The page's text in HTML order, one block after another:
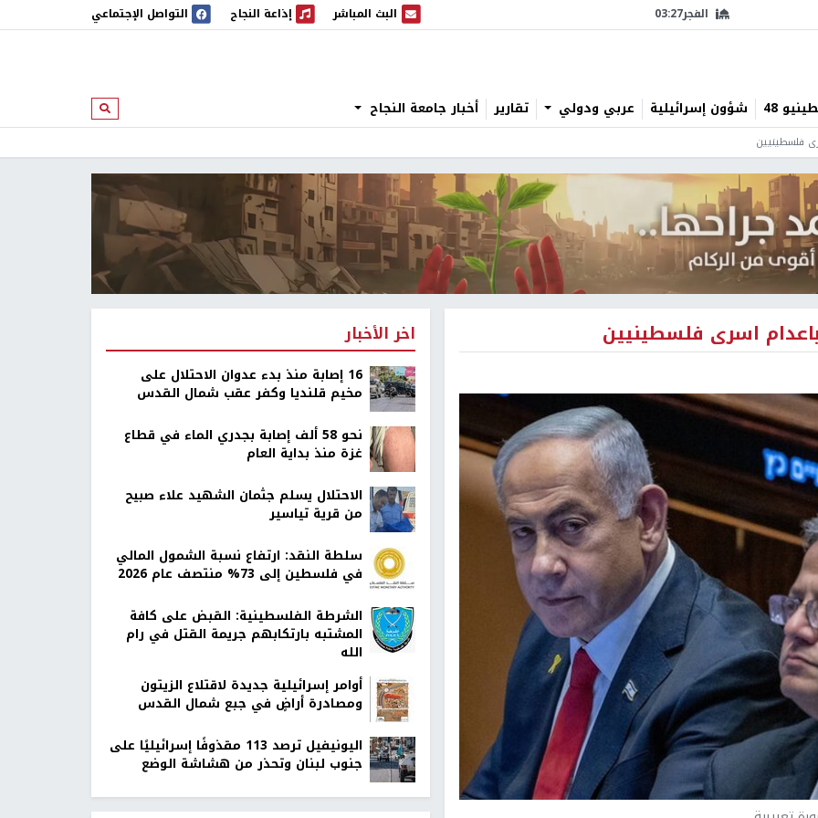
الفجر03:27 البث المباشر
البث المباشر إذاعة النجاح
إذاعة النجاح التواصل الإجتماعي
48 شؤون إسرائيلية عربي ودولي تقارير أخبار جامعة النجاح ابحث
فلسطينيين
اسرى فلسطينيين اخر الأخبار
16 إصابة منذ بدء عدوان الاحتلال على
مخيم قلنديا وكفر عقب شمال القدس
نحو 58 ألف إصابة بجدري الماء في قطاع
غزة منذ بداية العام
الاحتلال يسلم جثمان الشهيد علاء صبيح
من قرية تياسير
سلطة النقد: ارتفاع نسبة الشمول المالي
في فلسطين إلى 73% منتصف عام 2026
الشرطة الفلسطينية: القبض على كافة
المشتبه بارتكابهم جريمة القتل في رام
الله
أوامر إسرائيلية جديدة لاقتلاع الزيتون
ومصادرة أراضٍ في جبع شمال القدس
اليونيفيل ترصد 113 مقذوفًا إسرائيليًا على
جنوب لبنان وتحذر من هشاشة الوضع